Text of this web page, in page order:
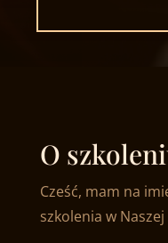
O
Cześć, mam na
szkolenia w